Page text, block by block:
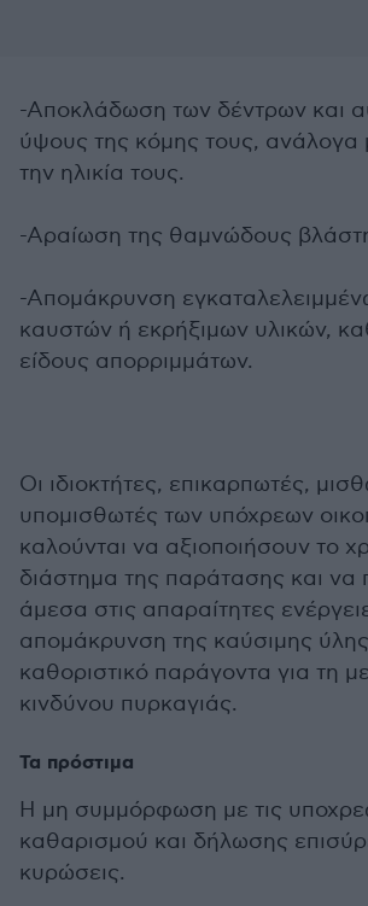
-Αποκλάδωση των δέντρων και
ύψους της κόμης τους, ανάλογα
την ηλικία τους.
-Αραίωση της θαμνώδους
-Απομάκρυνση
καυστών ή εκρήξιμων υλικών,
είδους απορριμμάτων.
Οι ιδιοκτήτες, επικαρπωτές,
υπομισθωτές των υπόχρεων
καλούνται να αξιοποιήσουν το
διάστημα της παράτασης και
άμεσα στις απαραίτητες
απομάκρυνση της καύσιμης
καθοριστικό παράγοντα για τη
κινδύνου πυρκαγιάς.
Τα πρόστιμα
Η μη συμμόρφωση με τις
καθαρισμού και δήλωσης
κυρώσεις.